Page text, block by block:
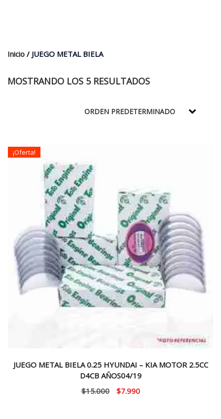
Inicio / JUEGO METAL BIELA
MOSTRANDO LOS 5 RESULTADOS
¡Oferta!
JUEGO METAL BIELA 0.25 HYUNDAI – KIA MOTOR 2.5CC
D4CB AÑOS04/19
$15.000
El
$7.990El